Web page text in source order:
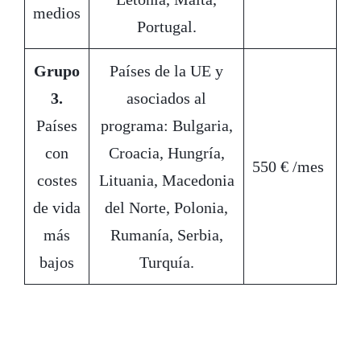
medios
Portugal.
Grupo
3.
Países
con
costes
de vida
más
bajos
Países de la UE y
asociados al
programa: Bulgaria,
Croacia, Hungría,
Lituania, Macedonia
del Norte, Polonia,
Rumanía, Serbia,
Turquía.
550 € /mes